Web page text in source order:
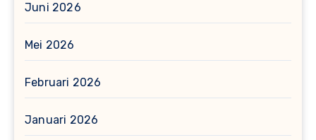
Juni 2026
Mei 2026
Februari 2026
Januari 2026